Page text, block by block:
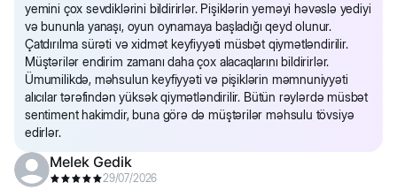
yemini çox sevdiklərini bildirirlər. Pişiklərin yeməyi həvəslə yediyi
və bununla yanaşı, oyun oynamaya başladığı qeyd olunur.
Çatdırılma sürəti və xidmət keyfiyyəti müsbət qiymətləndirilir.
Müştərilər endirim zamanı daha çox alacaqlarını bildirirlər.
Ümumilikdə, məhsulun keyfiyyəti və pişiklərin məmnuniyyəti
alıcılar tərəfindən yüksək qiymətləndirilir. Bütün rəylərdə müsbət
sentiment hakimdir, buna görə də müştərilər məhsulu tövsiyə
edirlər.
Melek Gedik
29/07/2026